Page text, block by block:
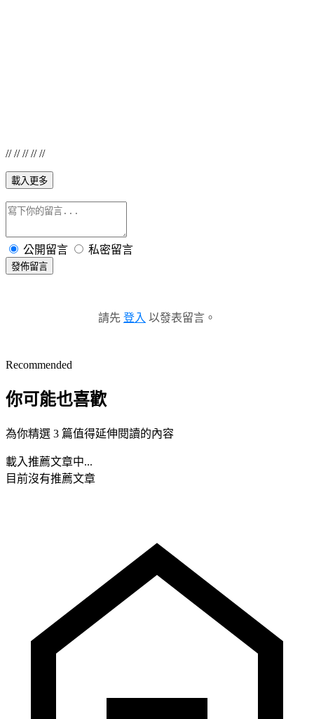
// // // // //
載入更多
公開留言 私密留言
發佈留言
請先 登入 以發表留言。
Recommended
你可能也喜歡
為你精選 3 篇值得延伸閱讀的內容
載入推薦文章中...
目前沒有推薦文章